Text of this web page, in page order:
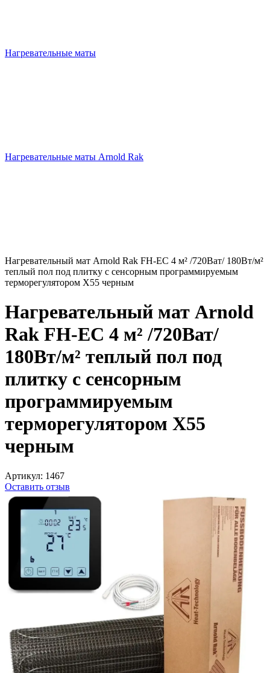
Нагревательные маты
Нагревательные маты Arnold Rak
Нагревательный мат Arnold Rak FH-EC 4 м² /720Ват/ 180Вт/м²
теплый пол под плитку c сенсорным программируемым
терморегулятором Х55 черным
Нагревательный мат Arnold
Rak FH-EC 4 м² /720Ват/
180Вт/м² теплый пол под
плитку c сенсорным
программируемым
терморегулятором Х55
черным
Артикул: 1467
Оставить отзыв